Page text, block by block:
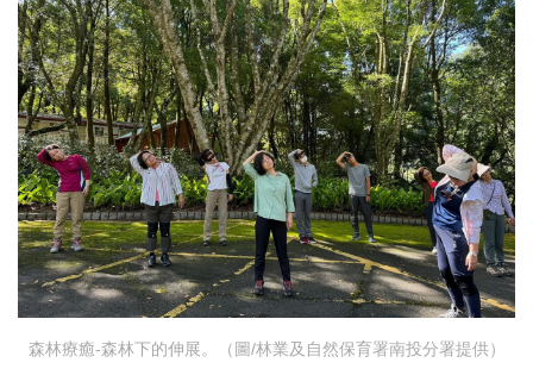
森林療癒-森林下的伸展。（圖/林業及自然保育署南投分署提供）